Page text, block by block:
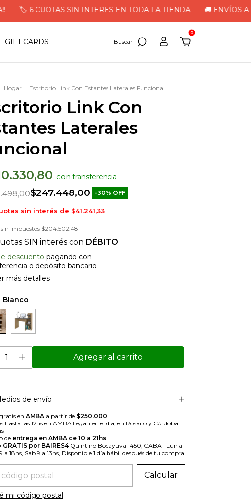
6 CUOTAS SIN INTERES EN TODA LA TIENDA 🚚 ENVÍOS A
GIFT CARDS
0
. Hogar . Escritorio Link Con Estantes Laterales Funcional
Link Con
Laterales
con
$247.448,00 -30% OFF
SIN interés con DÉBITO
sin impuestos $204.502,48
sin interés de $41.241,33
descuento pagando con
o depósito bancario
más detalles
Blanco
de envío
en AMBA a partir de $250.000
hasta las 12hs en AMBA llegan en el dia, en Rosario y Córdoba
de entrega en AMBA de 10 a 21hs
GRATIS por BAIRES4 Quintino Bocayuva 1450, CABA | Lun a
a 18hs, Sab 9 a 13hs, Disponible 1 día hábil después de tu compra
para el CP:
Calcular
mi código postal